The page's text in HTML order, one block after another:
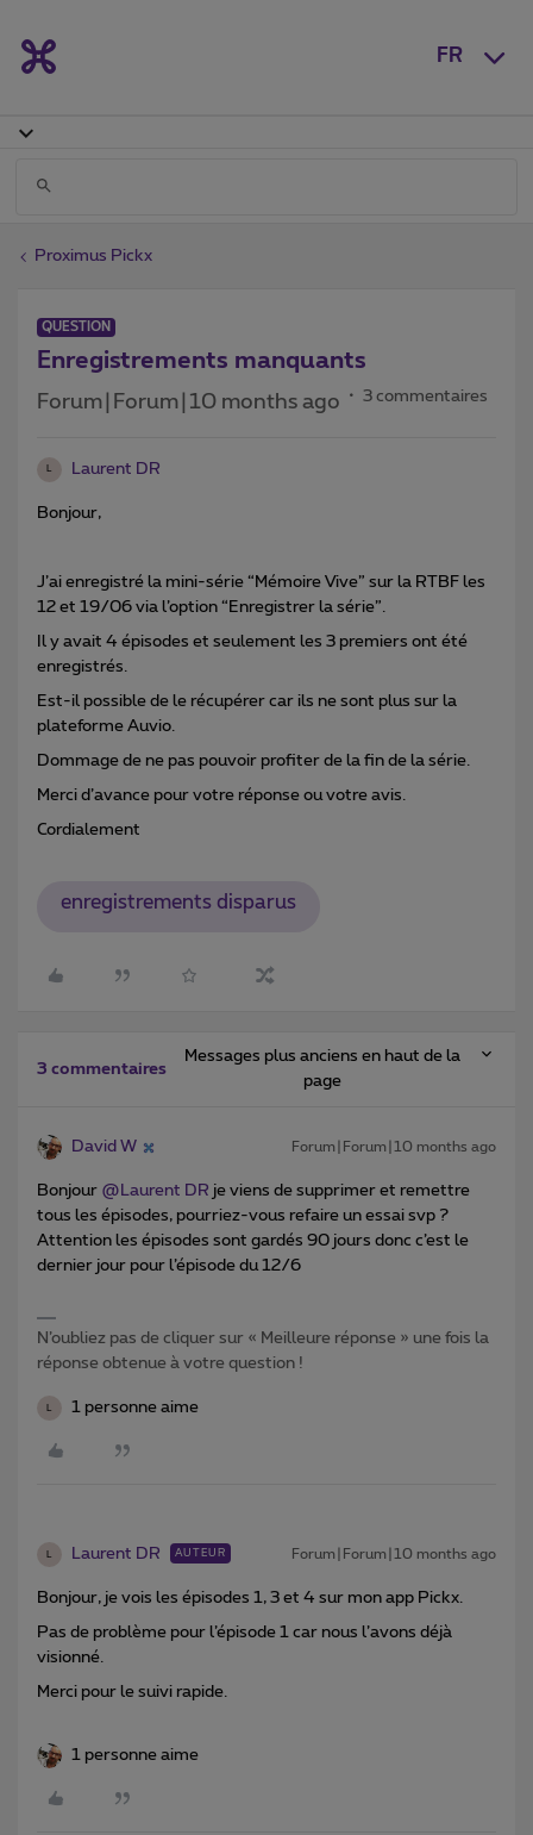
FR
Proximus Pickx
QUESTION
Enregistrements manquants
Forum|Forum|10 months ago 3 commentaires
L Laurent DR
Bonjour,
J’ai enregistré la mini-série “Mémoire Vive” sur la RTBF les
12 et 19/06 via l’option “Enregistrer la série”.
Il y avait 4 épisodes et seulement les 3 premiers ont été
enregistrés.
Est-il possible de le récupérer car ils ne sont plus sur la
plateforme Auvio.
Dommage de ne pas pouvoir profiter de la fin de la série.
Merci d’avance pour votre réponse ou votre avis.
Cordialement
enregistrements disparus
3 commentaires
Messages plus anciens en haut de la
page
David W Forum|Forum|10 months ago
Bonjour ​ @Laurent DR je viens de supprimer et remettre
tous les épisodes, pourriez-vous refaire un essai svp ?
Attention les épisodes sont gardés 90 jours donc c’est le
dernier jour pour l’épisode du 12/6
N’oubliez pas de cliquer sur « Meilleure réponse » une fois la
réponse obtenue à votre question !
1 personne aime
Laurent DR AUTEUR Forum|Forum|10 months ago
Bonjour, je vois les épisodes 1, 3 et 4 sur mon app Pickx.
Pas de problème pour l’épisode 1 car nous l’avons déjà
visionné.
Merci pour le suivi rapide.
1 personne aime